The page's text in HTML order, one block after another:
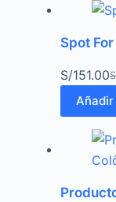
Spot
S/151.00